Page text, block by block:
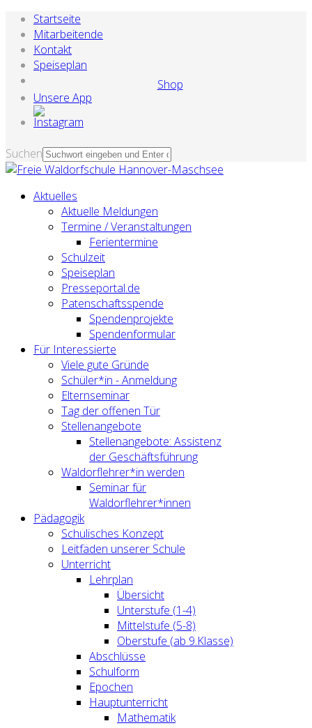
Startseite
Mitarbeitende
Kontakt
Speiseplan
Shop
Unsere App
Suchen
Aktuelles
Aktuelle Meldungen
Termine / Veranstaltungen
Ferientermine
Schulzeit
Speiseplan
Presseportal.de
Patenschaftsspende
Spendenprojekte
Spendenformular
Für Interessierte
Viele gute Gründe
Schüler*in - Anmeldung
Elternseminar
Tag der offenen Tür
Stellenangebote
Stellenangebote: Assistenz
der Geschäftsführung
Waldorflehrer*in werden
Seminar für
Waldorflehrer*innen
Pädagogik
Schulisches Konzept
Leitfäden unserer Schule
Unterricht
Lehrplan
Übersicht
Unterstufe (1-4)
Mittelstufe (5-8)
Oberstufe (ab 9.Klasse)
Abschlüsse
Schulform
Epochen
Hauptunterricht
Mathematik